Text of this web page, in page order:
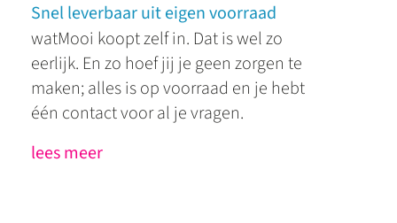
Snel leverbaar uit eigen voorraad
watMooi koopt zelf in. Dat is wel zo
eerlijk. En zo hoef jij je geen zorgen te
maken; alles is op voorraad en je hebt
één contact voor al je vragen.
lees meer